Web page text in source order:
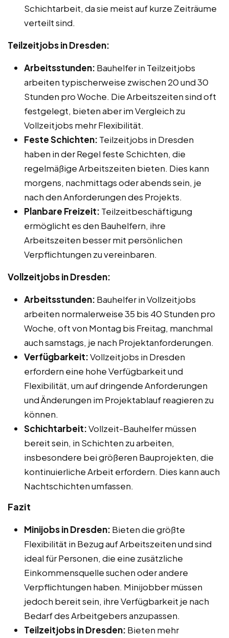
Schichtarbeit, da sie meist auf kurze Zeiträume
verteilt sind.
Teilzeitjobs in Dresden:
Arbeitsstunden: Bauhelfer in Teilzeitjobs
arbeiten typischerweise zwischen 20 und 30
Stunden pro Woche. Die Arbeitszeiten sind oft
festgelegt, bieten aber im Vergleich zu
Vollzeitjobs mehr Flexibilität.
Feste Schichten: Teilzeitjobs in Dresden
haben in der Regel feste Schichten, die
regelmäßige Arbeitszeiten bieten. Dies kann
morgens, nachmittags oder abends sein, je
nach den Anforderungen des Projekts.
Planbare Freizeit: Teilzeitbeschäftigung
ermöglicht es den Bauhelfern, ihre
Arbeitszeiten besser mit persönlichen
Verpflichtungen zu vereinbaren.
Vollzeitjobs in Dresden:
Arbeitsstunden: Bauhelfer in Vollzeitjobs
arbeiten normalerweise 35 bis 40 Stunden pro
Woche, oft von Montag bis Freitag, manchmal
auch samstags, je nach Projektanforderungen.
Verfügbarkeit:Vollzeitjobs in Dresden
erfordern eine hohe Verfügbarkeit und
Flexibilität, um auf dringende Anforderungen
und Änderungen im Projektablauf reagieren zu
können.
Schichtarbeit:Vollzeit-Bauhelfer müssen
bereit sein, in Schichten zu arbeiten,
insbesondere bei größeren Bauprojekten, die
kontinuierliche Arbeit erfordern. Dies kann auch
Nachtschichten umfassen.
Fazit
Minijobs in Dresden: Bieten die größte
Flexibilität in Bezug auf Arbeitszeiten und sind
ideal für Personen, die eine zusätzliche
Einkommensquelle suchen oder andere
Verpflichtungen haben. Minijobber müssen
jedoch bereit sein, ihre Verfügbarkeit je nach
Bedarf des Arbeitgebers anzupassen.
Teilzeitjobs in Dresden: Bieten mehr